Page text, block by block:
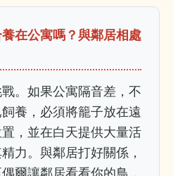
在公寓嗎？與鄰居相處
。如果公寓隔音差，不
養，必須將籠子放在遠
，並在白天提供大量活
力。與鄰居打好關係，
爾讓鄰居看看你的鳥，